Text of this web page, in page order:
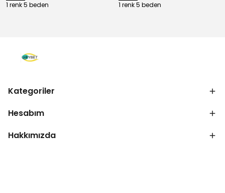
1 renk 5 beden 1 renk 5 beden
Kategoriler
Hesabım
Hakkımızda